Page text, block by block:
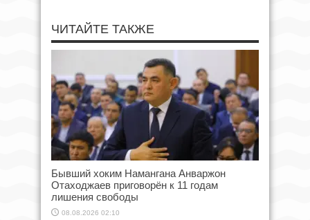
ЧИТАЙТЕ ТАКЖЕ
Бывший хоким Намангана Анваржон
Отаходжаев приговорён к 11 годам
лишения свободы
08.08.2026 02:10